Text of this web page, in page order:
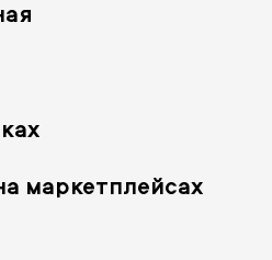
маркетплейсах